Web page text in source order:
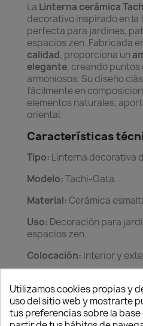
La Linterna cerámica
decorativo inspirado en la
perfecta para jardines,
espacios zen. Fabricada
calidad, proporciona un
elegante, creando puntos
armoniosos. Su diseño
fácilmente en
elementos naturales,
oriental.
Características
Tipo: Linterna decorativa
Modelo:Tachi-Gata.
Material: Cerámica
Uso: Decoración para
espacios zen.
Colocación: Interior y
iluminación ambiental.
Mantenimiento:Limpiar
golpes.
Utilizamos cookies propias y
uso del sitio web y mostrarte
tus preferencias sobre la